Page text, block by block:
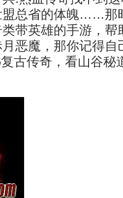
盟总省的体魄……那
带英雄的手游，帮
恶魔，那你记得自
古传奇，看山谷秘